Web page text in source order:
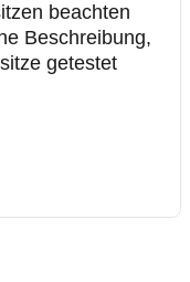
beachten
Beschreibung,
getestet